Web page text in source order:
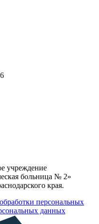
учреждение
больница № 2»
края.
персональных
данных